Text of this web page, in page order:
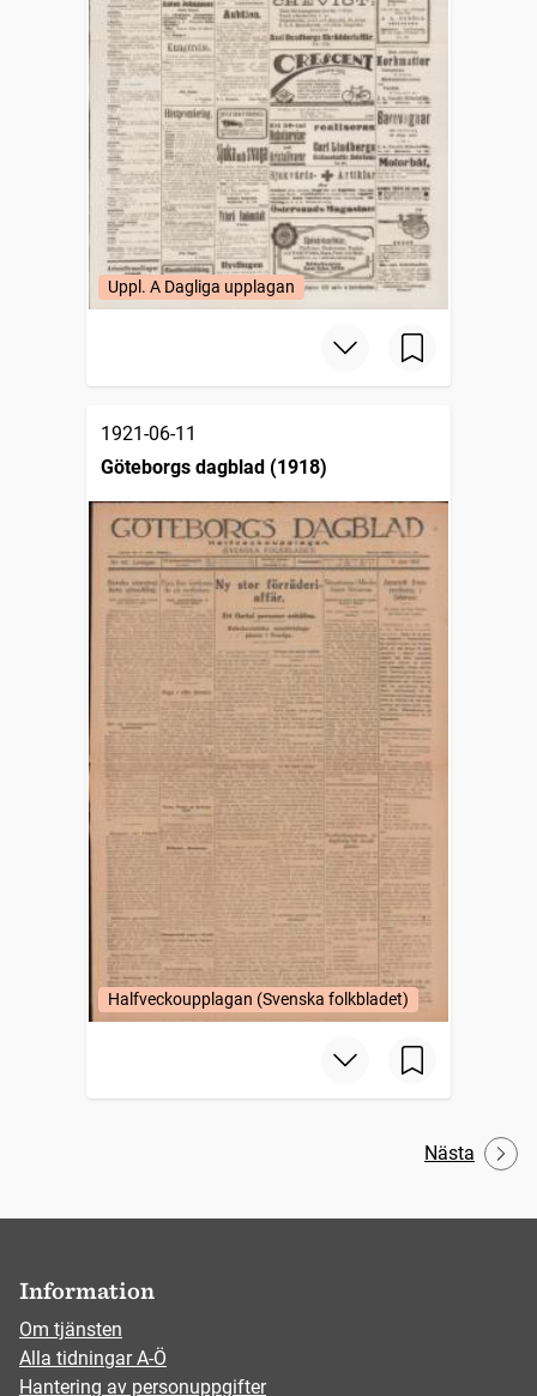
Uppl. A Dagliga upplagan
1921-06-11
Göteborgs dagblad (1918)
Halfveckoupplagan (Svenska folkbladet)
Nästa
Information
Om tjänsten
Alla tidningar A-Ö
Hantering av personuppgifter